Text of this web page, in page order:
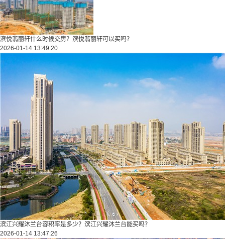
滨悦翡丽轩什么时候交房？滨悦翡丽轩可以买吗？
2026-01-14 13:49:20
滨江兴耀沐兰台容积率是多少？滨江兴耀沐兰台能买吗？
2026-01-14 13:47:26